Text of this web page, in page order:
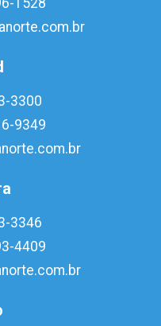
3300
9349
3346
4409